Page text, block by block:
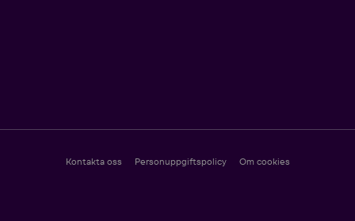
Kontakta oss Personuppgiftspolicy Om cookies